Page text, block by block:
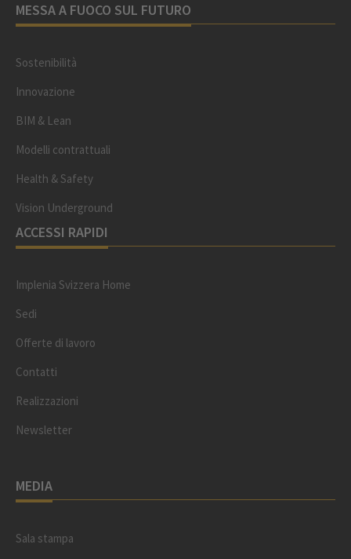
MESSA A FUOCO SUL FUTURO
Sostenibilità
Innovazione
BIM & Lean
Modelli contrattuali
Health & Safety
Vision Underground
ACCESSI RAPIDI
Implenia Svizzera Home
Sedi
Offerte di lavoro
Contatti
Realizzazioni
Newsletter
MEDIA
Sala stampa